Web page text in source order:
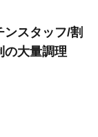
スタッフ/割
の大量調理